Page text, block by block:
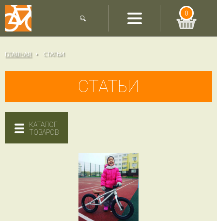
0
ГЛАВНАЯ СТАТЬИ
СТАТЬИ
КАТАЛОГ
ТОВАРОВ